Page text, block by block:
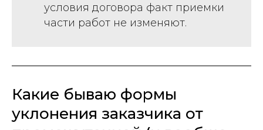
условия договора факт приемки
части работ не изменяют.
Какие бываю формы
уклонения заказчика от